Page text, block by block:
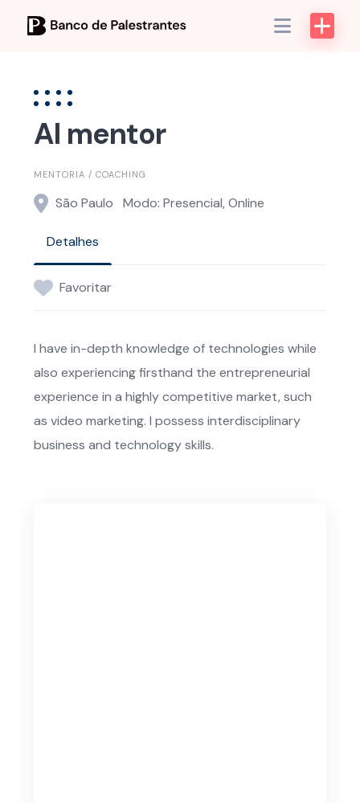
AI mentor
MENTORIA / COACHING
São Paulo Modo: Presencial, Online
Detalhes
Favoritar
I have in-depth knowledge of technologies while
also experiencing firsthand the entrepreneurial
experience in a highly competitive market, such
as video marketing. I possess interdisciplinary
business and technology skills.